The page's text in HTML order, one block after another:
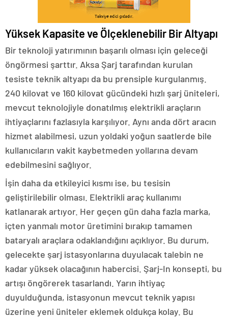
Yüksek Kapasite ve Ölçeklenebilir Bir Altyapı
Bir teknoloji yatırımının başarılı olması için geleceği
öngörmesi şarttır. Aksa Şarj tarafından kurulan
tesiste teknik altyapı da bu prensiple kurgulanmış.
240 kilovat ve 160 kilovat gücündeki hızlı şarj üniteleri,
mevcut teknolojiyle donatılmış elektrikli araçların
ihtiyaçlarını fazlasıyla karşılıyor. Aynı anda dört aracın
hizmet alabilmesi, uzun yoldaki yoğun saatlerde bile
kullanıcıların vakit kaybetmeden yollarına devam
edebilmesini sağlıyor.
İşin daha da etkileyici kısmı ise, bu tesisin
geliştirilebilir olması. Elektrikli araç kullanımı
katlanarak artıyor. Her geçen gün daha fazla marka,
içten yanmalı motor üretimini bırakıp tamamen
bataryalı araçlara odaklandığını açıklıyor. Bu durum,
gelecekte şarj istasyonlarına duyulacak talebin ne
kadar yüksek olacağının habercisi. Şarj-In konsepti, bu
artışı öngörerek tasarlandı. Yarın ihtiyaç
duyulduğunda, istasyonun mevcut teknik yapısı
üzerine yeni üniteler eklemek oldukça kolay. Bu